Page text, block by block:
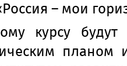
– мои
курсу будут
планом